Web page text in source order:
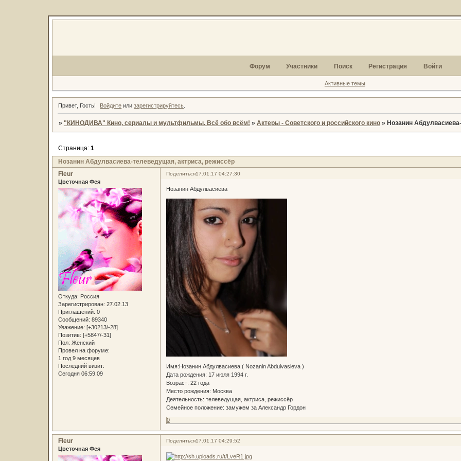
Форум Участники Поиск Регистрация Войти
Активные темы
Привет, Гость! Войдите илизарегистрируйтесь
» "КИНОДИВА" Кино, сериалы и мультфильмы. Всё обо всём! » Актеры - Советского и российского кино » Нозанин
Нозанин Абдулвасиева-телеведущая, актриса, режиссёр
Страница: 1
Поделиться17.01.17 04:27:30
Fleur
Цветочная Фея
Откуда: Россия
Зарегистрирован: 27.02.13
Приглашений: 0
Сообщений: 89340
Уважение: [+30213/-28]
Позитив: [+5847/-31]
Пол: Женский
Провел на форуме:
1 год 9 месяцев
Последний визит:
Сегодня 06:59:09
Нозанин Абдулвасиева
Имя:Нозанин Абдулвасиева ( Nozanin Abdulvasieva )
Дата рождения: 17 июля 1994 г.
Возраст: 22 года
Место рождения: Москва
Деятельность: телеведущая, актриса, режиссёр
Семейное положение: замужем за Александр Гордон
0
Поделиться17.01.17 04:29:52
Fleur
Цветочная Фея